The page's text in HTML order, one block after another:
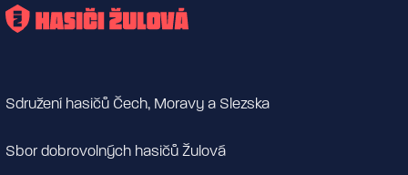
Sdružení hasičů Čech, Moravy a Slezska
Sbor dobrovolných hasičů Žulová